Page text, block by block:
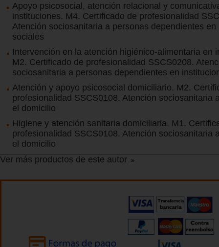
Apoyo psicosocial, atención relacional y
instituciones. M4. Certificado de profesionalidad
Atención sociosanitaria a personas dependientes en
sociales
Intervención en la atención higiénico-alimentaria en
M2. Certificado de profesionalidad SSCS0208.
sociosanitaria a personas dependientes en
Atención y apoyo psicosocial domiciliario. M2.
profesionalidad SSCS0108. Atención sociosanitaria
el domicilio
Higiene y atención sanitaria domiciliaria. M1.
profesionalidad SSCS0108. Atención sociosanitaria
el domicilio
Ver más productos de este autor